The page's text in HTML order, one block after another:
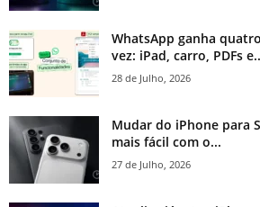
WhatsApp ganha
vez: iPad, carro, PDFs
28 de Julho, 2026
Mudar do iPhone para
mais fácil com o...
27 de Julho, 2026